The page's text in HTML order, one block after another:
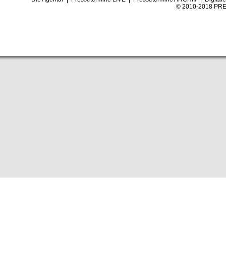
© 2010-2018